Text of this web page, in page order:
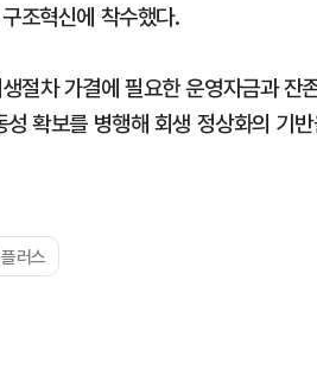
조혁신에 착수했다.
절차 가결에 필요한 운영자금과
확보를 병행해 회생 정상화의 기
러스